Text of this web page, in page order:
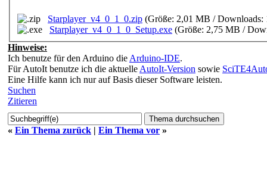
Starplayer_v4_0_1_0.zip (Größe: 2,01 MB /
Starplayer_v4_0_1_0_Setup.exe (Größe: 2,75 MB /
Hinweise:
Ich benutze für den Arduino die Arduino-IDE.
Für AutoIt benutze ich die aktuelle AutoIt-Version sowie
Eine Hilfe kann ich nur auf Basis dieser Software leisten.
Suchen
Zitieren
« Ein Thema zurück | Ein Thema vor »